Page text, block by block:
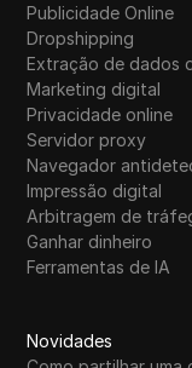
Publicidade Online
Dropshipping
Extração de dados
Marketing digital
Privacidade online
Servidor proxy
Navegador
Impressão digital
Arbitragem de
Ganhar dinheiro
Ferramentas de IA
Novidades